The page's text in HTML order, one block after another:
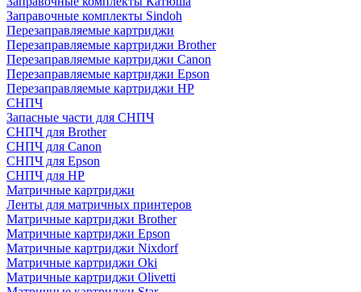
Заправочные комплекты Sindoh
Перезаправляемые картриджи
Перезаправляемые картриджи Brother
Перезаправляемые картриджи Canon
Перезаправляемые картриджи Epson
Перезаправляемые картриджи HP
СНПЧ
Запасные части для СНПЧ
СНПЧ для Brother
СНПЧ для Canon
СНПЧ для Epson
СНПЧ для HP
Матричные картриджи
Ленты для матричных принтеров
Матричные картриджи Brother
Матричные картриджи Epson
Матричные картриджи Nixdorf
Матричные картриджи Oki
Матричные картриджи Olivetti